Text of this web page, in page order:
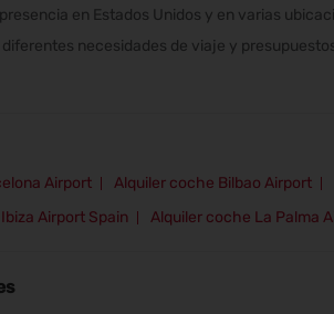
en Estados Unidos y en varias
necesidades de viaje y
Airport Alquiler coche Bilbao Airport
Airport Spain
Alquiler coche La Palma